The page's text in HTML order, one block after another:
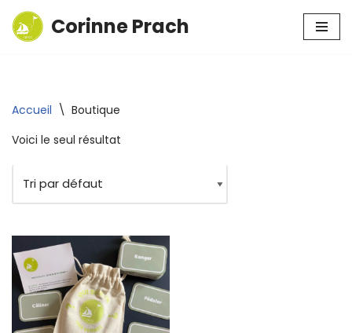
Aller
Corinne Prach
Accueil \ Boutique
Voici le seul résultat